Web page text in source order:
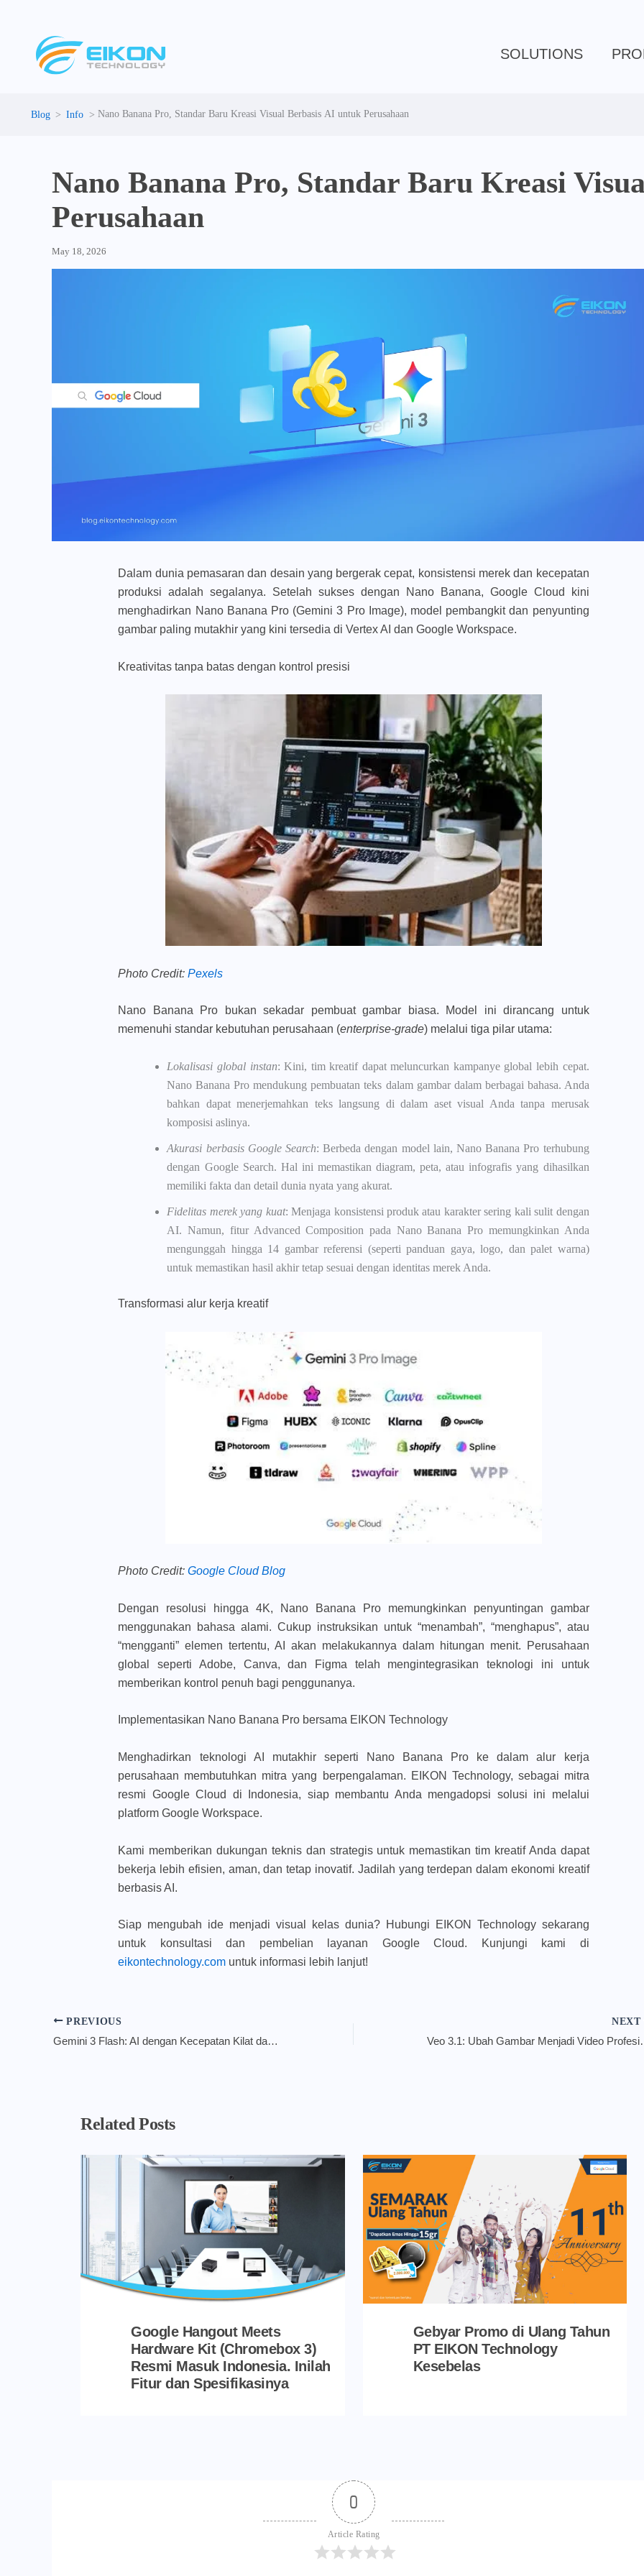
SOLUTIONS
Info Nano Banana Pro, Standar Baru Kreasi Visual Berbasis AI untuk Perusahaan
Nano Banana Pro, Standar Baru Kreasi
Perusahaan
May 18, 2026
Dalam dunia pemasaran dan desain yang bergerak cepat, konsistensi merek dan kecepatan
produksi adalah segalanya. Setelah sukses dengan Nano Banana, Google Cloud kini
menghadirkan Nano Banana Pro (Gemini 3 Pro Image), model pembangkit dan penyunting
gambar paling mutakhir yang kini tersedia di Vertex AI dan Google Workspace.
Kreativitas tanpa batas dengan kontrol presisi
Photo Credit: Pexels
Nano Banana Pro bukan sekadar pembuat gambar biasa. Model ini dirancang untuk
memenuhi standar kebutuhan perusahaan (enterprise-grade) melalui tiga pilar utama:
Lokalisasi global instan: Kini, tim kreatif dapat meluncurkan kampanye global lebih cepat.
Nano Banana Pro mendukung pembuatan teks dalam gambar dalam berbagai bahasa. Anda
bahkan dapat menerjemahkan teks langsung di dalam aset visual Anda tanpa merusak
komposisi aslinya.
Akurasi berbasis Google Search: Berbeda dengan model lain, Nano Banana Pro terhubung
dengan Google Search. Hal ini memastikan diagram, peta, atau infografis yang dihasilkan
memiliki fakta dan detail dunia nyata yang akurat.
Fidelitas merek yang kuat: Menjaga konsistensi produk atau karakter sering kali sulit dengan
AI. Namun, fitur Advanced Composition pada Nano Banana Pro memungkinkan Anda
mengunggah hingga 14 gambar referensi (seperti panduan gaya, logo, dan palet warna)
untuk memastikan hasil akhir tetap sesuai dengan identitas merek Anda.
Transformasi alur kerja kreatif
Photo Credit: Google Cloud Blog
Dengan resolusi hingga 4K, Nano Banana Pro memungkinkan penyuntingan gambar
menggunakan bahasa alami. Cukup instruksikan untuk “menambah”, “menghapus”, atau
“mengganti” elemen tertentu, AI akan melakukannya dalam hitungan menit. Perusahaan
global seperti Adobe, Canva, dan Figma telah mengintegrasikan teknologi ini untuk
memberikan kontrol penuh bagi penggunanya.
Implementasikan Nano Banana Pro bersama EIKON Technology
Menghadirkan teknologi AI mutakhir seperti Nano Banana Pro ke dalam alur kerja
perusahaan membutuhkan mitra yang berpengalaman. EIKON Technology, sebagai mitra
resmi Google Cloud di Indonesia, siap membantu Anda mengadopsi solusi ini melalui
platform Google Workspace.
Kami memberikan dukungan teknis dan strategis untuk memastikan tim kreatif Anda dapat
bekerja lebih efisien, aman, dan tetap inovatif. Jadilah yang terdepan dalam ekonomi kreatif
berbasis AI.
Siap mengubah ide menjadi visual kelas dunia? Hubungi EIKON Technology sekarang
untuk konsultasi dan pembelian layanan Google Cloud. Kunjungi kami di
eikontechnology.com untuk informasi lebih lanjut!
PREVIOUS
Gemini 3 Flash: AI dengan Kecepatan Kilat dan Kecerdasan Tinggi untuk Efisiensi Bisnis Anda
NEXT
Veo 3.1: Ubah
Related Posts
Google Hangout Meets
Hardware Kit (Chromebox 3)
Resmi Masuk Indonesia. Inilah
Fitur dan Spesifikasinya
Gebyar Promo di Ulang Tahun
PT EIKON Technology
Kesebelas
0
Article Rating